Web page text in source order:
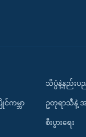
ကမ္ဘာ
သိပ္ပံနဲ့နည်းပ
ဥတုရာသီနဲ့ အ
စီးပွားရေး